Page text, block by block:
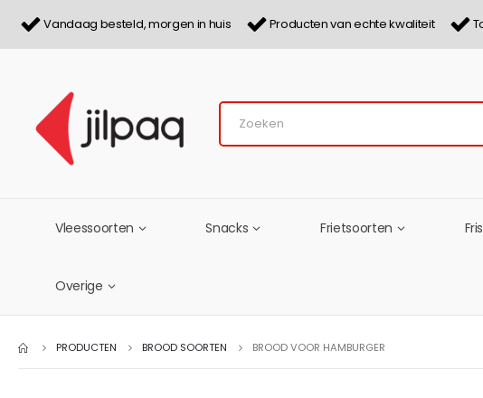
Vandaag besteld, morgen in huis Producten van echte kwaliteit
Vleessoorten Snacks Frietsoorten
Overige
PRODUCTEN BROOD SOORTEN BROOD VOOR HAMBURGER